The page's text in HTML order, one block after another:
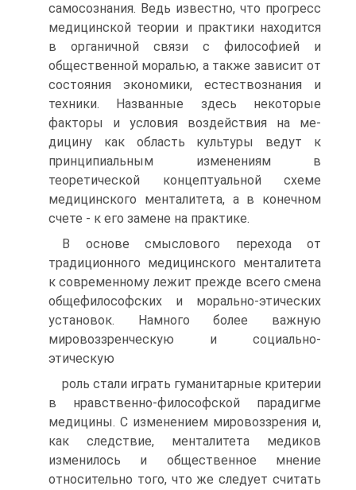
самосознания. Ведь известно, что прогресс
медицинской теории и практики находится
в органич­ной связи с философией и
общественной моралью, а также за­висит от
состояния экономики, естествознания и
техники. На­званные здесь некоторые
факторы и условия воздействия на ме­
дицину как область культуры ведут к
принципиальным измене­ниям в
теоретической концептуальной схеме
медицинского менталитета, а в конечном
счете - к его замене на практике.
В основе смыслового перехода от
традиционного меди­цинского менталитета
к современному лежит прежде всего сме­на
общефилософских и морально-этических
установок. Намно­го более важную
мировоззренческую и социально-
этическую
роль стали играть гуманитарные критерии
в нравственно-фило­софской парадигме
медицины. С изменением мировоззрения и,
как следствие, менталитета медиков
изменилось и обществен­ное мнение
относительно того, что же следует считать